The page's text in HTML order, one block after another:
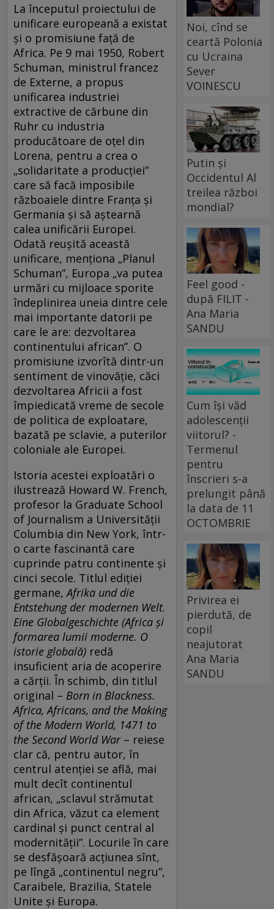
La începutul proiectului de
unificare europeană a existat
și o promisiune față de
Africa. Pe 9 mai 1950, Robert
Schuman, ministrul francez
de Externe, a propus
unificarea industriei
extractive de cărbune din
Ruhr cu industria
producătoare de oțel din
Lorena, pentru a crea o
„solidaritate a producției”
care să facă imposibile
războaiele dintre Franța și
Germania și să aștearnă
calea unificării Europei.
Odată reușită această
unificare, menționa „Planul
Schuman”, Europa „va putea
urmări cu mijloace sporite
îndeplinirea uneia dintre cele
mai importante datorii pe
care le are: dezvoltarea
continentului african”. O
promisiune izvorîtă dintr-un
sentiment de vinovăție, căci
dezvoltarea Africii a fost
împiedicată vreme de secole
de politica de exploatare,
bazată pe sclavie, a puterilor
coloniale ale Europei.
Istoria acestei exploatări o
ilustrează Howard W. French,
profesor la Graduate School
of Journalism a Universității
Columbia din New York, într-
o carte fascinantă care
cuprinde patru continente și
cinci secole. Titlul ediției
germane,Afrika und die
Entstehung der modernen Welt.
Eine Globalgeschichte (Africa și
formarea lumii moderne. O
istorie globală) redă
insuficient aria de acoperire
a cărții. În schimb, din titlul
original – Born in Blackness.
Africa, Africans, and the Making
of the Modern World, 1471 to
the Second World War – reiese
clar că, pentru autor, în
centrul atenției se află, mai
mult decît continentul
african, „sclavul strămutat
din Africa, văzut ca element
cardinal și punct central al
modernității”. Locurile în care
se desfășoară acțiunea sînt,
pe lîngă „continentul negru”,
Caraibele, Brazilia, Statele
Unite și Europa.
Noi, cînd se
ceartă Polonia
cu Ucraina
Sever
VOINESCU
Putin și
Occidentul Al
treilea război
mondial?
Feel good -
după FILIT -
Ana Maria
SANDU
Cum își văd
adolescenții
viitorul? -
Termenul
pentru
înscrieri s-a
prelungit până
la data de 11
OCTOMBRIE
Privirea ei
pierdută, de
copil
neajutorat
Ana Maria
SANDU